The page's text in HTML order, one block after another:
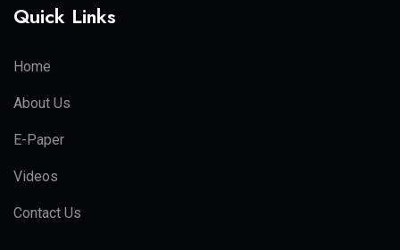
Quick Links
Home
About Us
E-Paper
Videos
Contact Us